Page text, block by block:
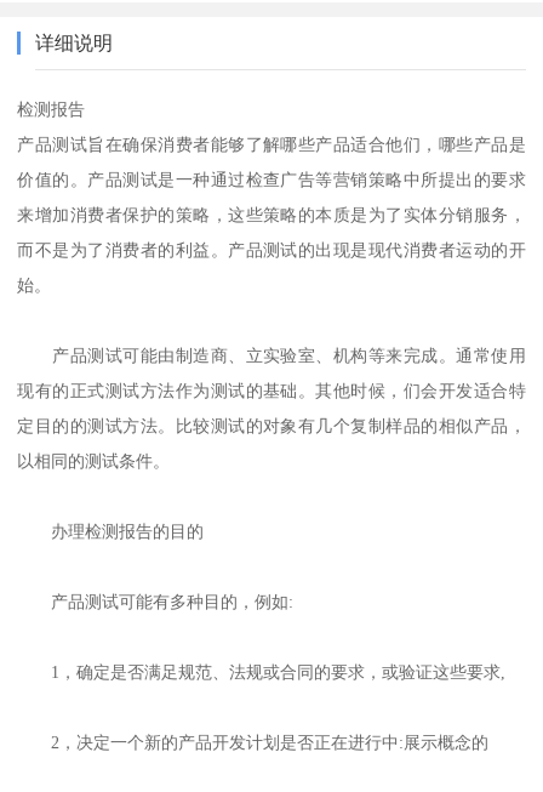
详细说明
检测报告
产品测试旨在确保消费者能够了解哪些产品适合他们，哪些产品是
价值的。产品测试是一种通过检查广告等营销策略中所提出的要求
来增加消费者保护的策略，这些策略的本质是为了实体分销服务，
而不是为了消费者的利益。产品测试的出现是现代消费者运动的开
始。
产品测试可能由制造商、立实验室、机构等来完成。通常使用
现有的正式测试方法作为测试的基础。其他时候，们会开发适合特
定目的的测试方法。比较测试的对象有几个复制样品的相似产品，
以相同的测试条件。
办理检测报告的目的
产品测试可能有多种目的，例如:
1，确定是否满足规范、法规或合同的要求，或验证这些要求,
2，决定一个新的产品开发计划是否正在进行中:展示概念的